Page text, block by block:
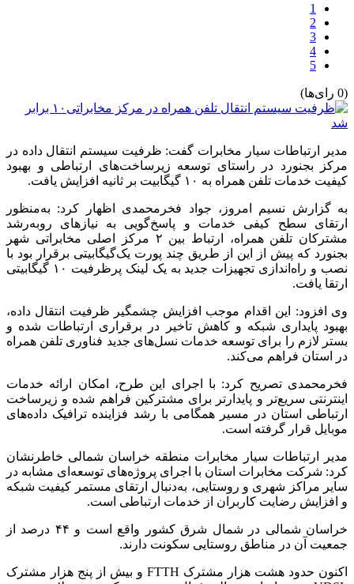
1
2
3
4
5
(0 رای‌ها)
مدیر ارتباطات سیار مخابرات گفت: ظرفیت سیستم انتقال داده در
مرکز بجنورد در راستای توسعه زیرساخت‌های ارتباطی و بهبود
کیفیت خدمات تلفن همراه به ۱۰ گیگابیت بر ثانیه افزایش یافت.
به گزارش نسیم امروز، جواد فخرمحمدی اظهار کرد: به‌منظور
ارتقای سطح کیفی خدمات و پاسخ‌گویی به نیازهای روبه‌رشد
مشترکان تلفن همراه، ارتباط بین ۲ مرکز اصلی مخابراتی شهر
بجنورد که پیش از این از طریق چند پورت یک‌گیگابیتی برقرار بود با
نصب و راه‌اندازی تجهیزات جدید به یک لینک پرظرفیت ۱۰ گیگابیتی
ارتقا یافت.
وی افزود: این اقدام موجب افزایش چشمگیر ظرفیت انتقال داده،
بهبود پایداری شبکه و کاهش تاخیر در برقراری ارتباطات شده و
بستر لازم را برای توسعه خدمات نسل‌های جدید فناوری تلفن همراه
در استان فراهم می‌کند.
فخرمحمدی تصریح کرد: با اجرای این طرح، امکان ارائه خدمات
اینترنتی سریع‌تر و پایدارتر برای مشترکین فراهم شده و زیرساخت
ارتباطی استان در مسیر همگامی با رشد فزاینده ترافیک داده‌های
موبایل قرار گرفته است.
مدیر ارتباطات سیار مخابرات منطقه خراسان شمالی خاطرنشان
کرد: شرکت مخابرات استان با اجرای پروژه‌های توسعه‌ای مشابه در
سایر مراکز شهری و روستایی، به‌دنبال ارتقای مستمر کیفیت شبکه
و افزایش رضایت کاربران از خدمات ارتباطی است.
خراسان شمالی در شمال شرق کشور واقع است و ۴۴ درصد از
جمعیت آن در مناطق روستایی سکونت دارند.
اکنون حدود هشت هزار مشترک FTTH و بیش از پنج هزار مشترک